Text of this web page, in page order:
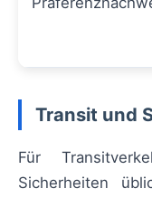
Transit und
Für
Sicherheiten